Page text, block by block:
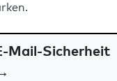
Mail-Sicherheit